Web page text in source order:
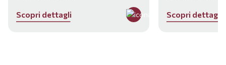
Scopri dettagli Scopri dettag